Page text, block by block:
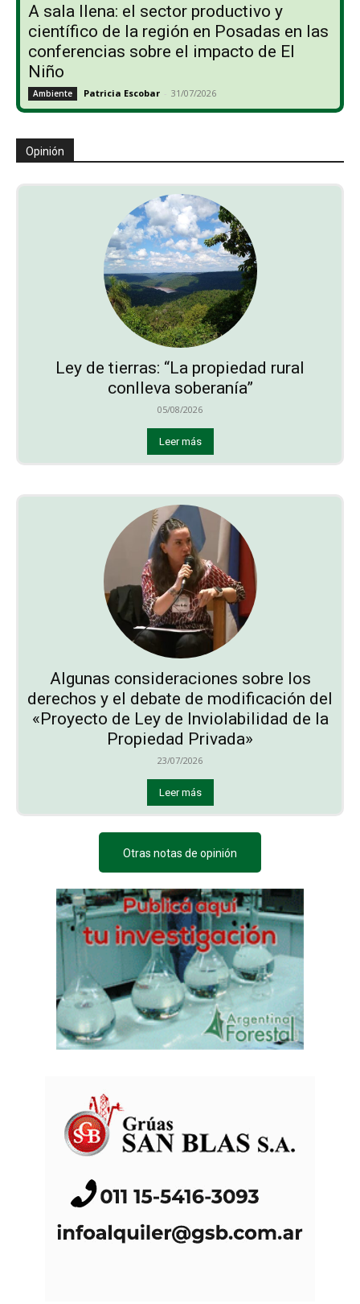
A sala llena: el sector productivo y
científico de la región en Posadas en las
conferencias sobre el impacto de El
Niño
Ambiente Patricia Escobar - 31/07/2026
Opinión
Ley de tierras: “La propiedad rural
conlleva soberanía”
05/08/2026
Leer más
Algunas consideraciones sobre los
derechos y el debate de modificación del
«Proyecto de Ley de Inviolabilidad de la
Propiedad Privada»
23/07/2026
Leer más
Otras notas de opinión